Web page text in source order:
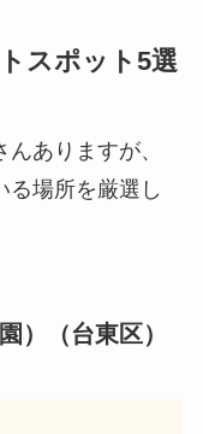
スポット5選
ありますが、
る場所を厳選し
）（台東区）